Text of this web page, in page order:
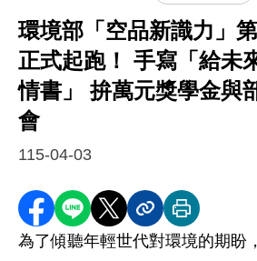
環境部「空品新識力」
正式起跑！ 手寫「給未
情書」 拚萬元獎學金與
會
115-04-03
分享至 Facebook
分享到 LINE
分享到 X分享內容連結
列印本頁
為了傾聽年輕世代對環境的期盼